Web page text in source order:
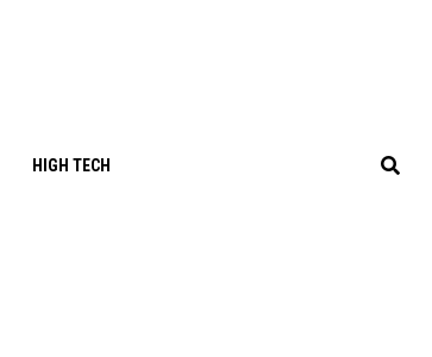
HIGH TECH